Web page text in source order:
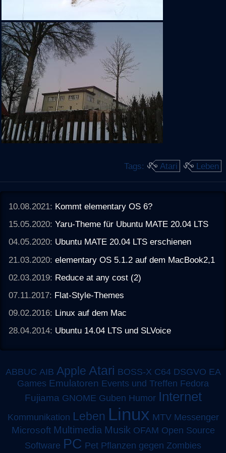
Tags: Atari Leben
10.08.2021: Kommt elementary OS 6?
15.05.2020:Yaru-Theme für Ubuntu MATE 20.04 LTS
04.05.2020: Ubuntu MATE 20.04 LTS erschienen
21.03.2020:elementary OS 5.1.2 auf dem MacBook2,1
02.03.2019: Reduce at any cost (2)
07.11.2017: Flat-Style-Themes
09.02.2016: Linux auf dem Mac
28.04.2014: Ubuntu 14.04 LTS und SLVoice
ABBUC AIB Apple Atari BOSS-X C64 DSGVO EA
Games Emulatoren Events und Treffen Fedora
Fujiama GNOME Guben Humor Internet
Kommunikation Leben Linux MTV Messenger
Microsoft Multimedia Musik OFAM Open Source
Software PC Pet Pflanzen gegen Zombies